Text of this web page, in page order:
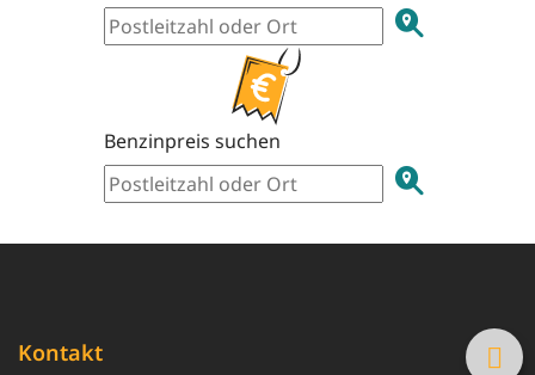
Benzinpreis suchen
Kontakt